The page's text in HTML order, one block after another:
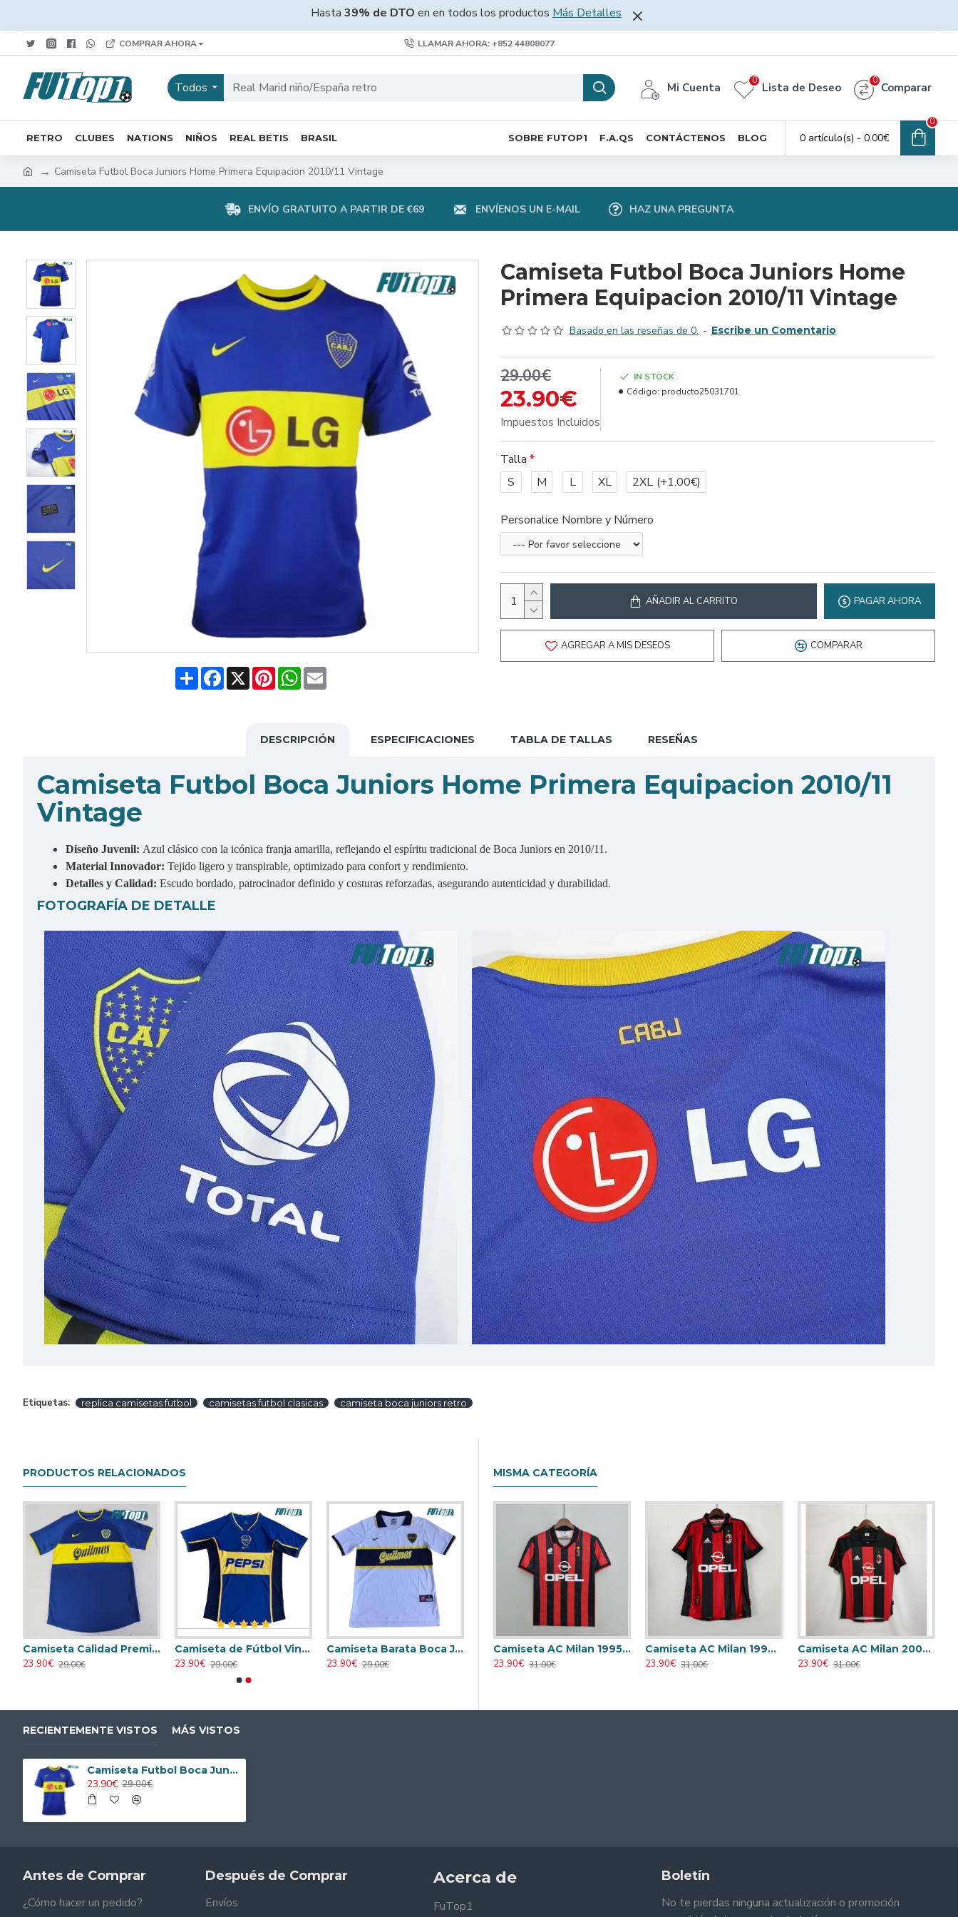
Hasta 39% de DTO en en todos los productos Más Detalles
COMPRAR AHORA LLAMAR AHORA: +852 44808077
Todos Mi Cuenta Lista de Deseo
0
Comparar
0
RETRO CLUBES NATIONS NIÑOS REAL BETIS BRASIL SOBRE FUTOP1 F.A.QS CONTÁCTENOS BLOG 0 artículo(s) - 0.00€
0
Camiseta Futbol Boca Juniors Home Primera Equipacion 2010/11 Vintage
ENVÍO GRATUITO A PARTIR DE €69 ENVÍENOS UN E-MAIL HAZ UNA PREGUNTA
ShareFacebook
X PinterestWhatsApp
Email
Camiseta Futbol Boca Juniors Home
Primera Equipacion 2010/11 Vintage
Basado en las reseñas de 0. - Escribe un Comentario
23.90€
29.00€
Impuestos Incluidos
IN STOCK
Código: producto25031701
Talla
S
M L XL 2XL (+1.00€)
Personalice Nombre y Número
AÑADIR AL CARRITO PAGAR AHORA
AGREGAR A MIS DESEOS COMPARAR
DESCRIPCIÓN ESPECIFICACIONES TABLA DE TALLAS RESEÑAS
Camiseta Futbol Boca Juniors Home Primera Equipacion 2010/11
Vintage
Diseño Juvenil: Azul clásico con la icónica franja amarilla, reflejando el espíritu tradicional de Boca Juniors en 2010/11.
Material Innovador: Tejido ligero y transpirable, optimizado para confort y rendimiento.
Detalles y Calidad: Escudo bordado, patrocinador definido y costuras reforzadas, asegurando autenticidad y durabilidad.
FOTOGRAFÍA DE DETALLE
Etiquetas: replica camisetas futbol camisetas futbol clasicas camiseta boca juniors retro
PRODUCTOS RELACIONADOS
Camiseta Calidad Premium Boca Juniors Primera Equipacion 2000/01 Retro
23.90€ 29.00€
Camiseta de Fútbol Vintage Baratas Boca Juniors Home 2002
23.90€ 29.00€
Camiseta Barata Boca Juniors Away 1997 Retro
23.90€ 29.00€
MISMA CATEGORÍA
Camiseta AC Milan 1995/1996 Local Retro
23.90€ 31.00€
Camiseta AC Milan 1998/1999 Local Retro
23.90€ 31.00€
Camiseta AC Milan 2000/2001 Local Retro
23.90€ 31.00€
RECIENTEMENTE VISTOS MÁS VISTOS
Camiseta Futbol Boca Juniors Home Primera Equipacion 2010/11 Vintage
23.90€ 29.00€
Antes de Comprar
¿Cómo hacer un pedido?
Después de Comprar
Envíos
Acerca de
FuTop1
Boletín
No te pierdas ninguna actualización o promoción